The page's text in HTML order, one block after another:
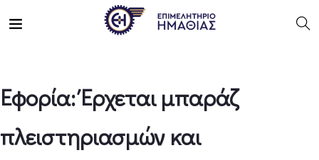
Εφορία: Έρχεται μπαράζ
πλειστηριασμών και